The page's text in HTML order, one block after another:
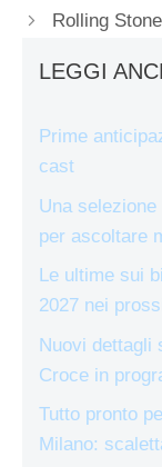
Rolling
LEGGI
Prime
cast
Una
per ascoltare
Le ultime sui
2027 nei
Nuovi dettagli
Croce in
Tutto pronto
Milano: